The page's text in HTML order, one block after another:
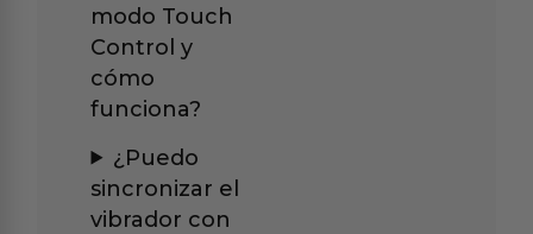
modo Touch
Control y
cómo
funciona?
¿Puedo
sincronizar el
vibrador con